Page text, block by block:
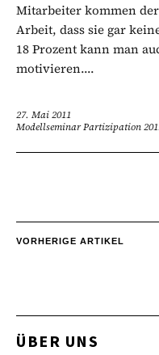
Mitarbeiter kommen
Arbeit, dass sie gar
18 Prozent kann man
motivieren....
27. Mai 2011
Modellseminar Partizipation
VORHERIGE ARTIKEL
ÜBER UNS